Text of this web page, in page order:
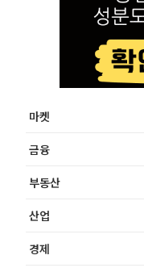
마켓
금융
부동산
산업
경제